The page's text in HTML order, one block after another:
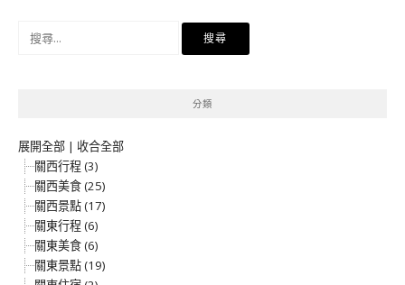
分類
展開全部 | 收合全部
關西行程 (3)
關西美食 (25)
關西景點 (17)
關東行程 (6)
關東美食 (6)
關東景點 (19)